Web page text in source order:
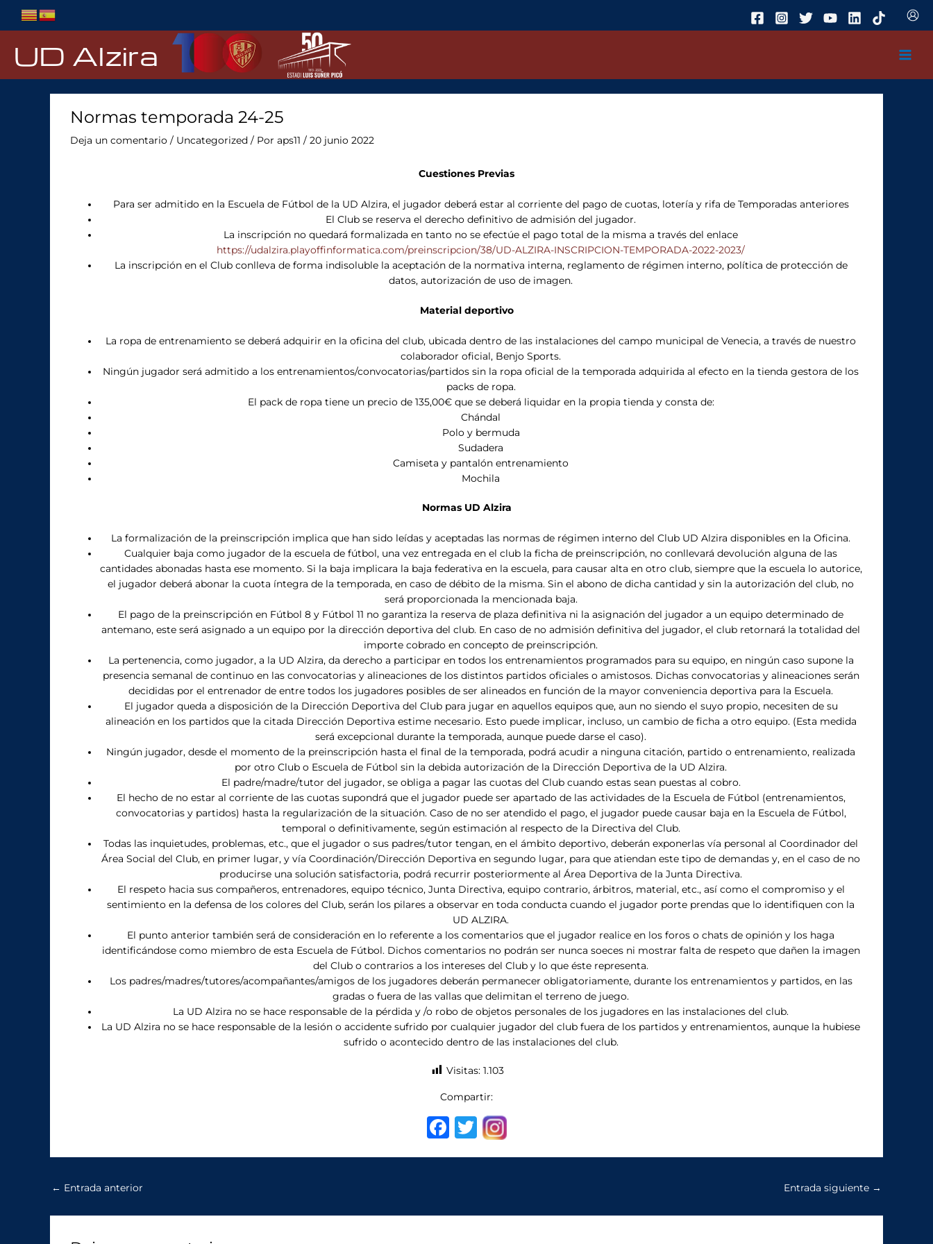
UD Alzira
Normas temporada 24-25
Deja un comentario / Uncategorized / Poraps11/20 junio 2022
Cuestiones Previas
Para ser admitido en la Escuela de Fútbol de la UD Alzira, el jugador deberá estar al corriente del pago de cuotas, lotería y rifa de Temporadas anteriores
El Club se reserva el derecho definitivo de admisión del jugador.
La inscripción no quedará formalizada en tanto no se efectúe el pago total de la misma a través del enlace
https://udalzira.playoffinformatica.com/preinscripcion/38/UD-ALZIRA-INSCRIPCION-TEMPORADA-2022-2023/
La inscripción en el Club conlleva de forma indisoluble la aceptación de la normativa interna, reglamento de régimen interno, política de protección de
datos, autorización de uso de imagen.
Material deportivo
La ropa de entrenamiento se deberá adquirir en la oficina del club, ubicada dentro de las instalaciones del campo municipal de Venecia, a través de nuestro
colaborador oficial, Benjo Sports.
Ningún jugador será admitido a los entrenamientos/convocatorias/partidos sin la ropa oficial de la temporada adquirida al efecto en la tienda gestora de los
packs de ropa.
El pack de ropa tiene un precio de 135,00€ que se deberá liquidar en la propia tienda y consta de:
Chándal
Polo y bermuda
Sudadera
Camiseta y pantalón entrenamiento
Mochila
Normas UD Alzira
La formalización de la preinscripción implica que han sido leídas y aceptadas las normas de régimen interno del Club UD Alzira disponibles en la Oficina.
Cualquier baja como jugador de la escuela de fútbol, una vez entregada en el club la ficha de preinscripción, no conllevará devolución alguna de las
cantidades abonadas hasta ese momento. Si la baja implicara la baja federativa en la escuela, para causar alta en otro club, siempre que la escuela lo autorice,
el jugador deberá abonar la cuota íntegra de la temporada, en caso de débito de la misma. Sin el abono de dicha cantidad y sin la autorización del club, no
será proporcionada la mencionada baja.
El pago de la preinscripción en Fútbol 8 y Fútbol 11 no garantiza la reserva de plaza definitiva ni la asignación del jugador a un equipo determinado de
antemano, este será asignado a un equipo por la dirección deportiva del club. En caso de no admisión definitiva del jugador, el club retornará la totalidad del
importe cobrado en concepto de preinscripción.
La pertenencia, como jugador, a la UD Alzira, da derecho a participar en todos los entrenamientos programados para su equipo, en ningún caso supone la
presencia semanal de continuo en las convocatorias y alineaciones de los distintos partidos oficiales o amistosos. Dichas convocatorias y alineaciones serán
decididas por el entrenador de entre todos los jugadores posibles de ser alineados en función de la mayor conveniencia deportiva para la Escuela.
El jugador queda a disposición de la Dirección Deportiva del Club para jugar en aquellos equipos que, aun no siendo el suyo propio, necesiten de su
alineación en los partidos que la citada Dirección Deportiva estime necesario. Esto puede implicar, incluso, un cambio de ficha a otro equipo. (Esta medida
será excepcional durante la temporada, aunque puede darse el caso).
Ningún jugador, desde el momento de la preinscripción hasta el final de la temporada, podrá acudir a ninguna citación, partido o entrenamiento, realizada
por otro Club o Escuela de Fútbol sin la debida autorización de la Dirección Deportiva de la UD Alzira.
El padre/madre/tutor del jugador, se obliga a pagar las cuotas del Club cuando estas sean puestas al cobro.
El hecho de no estar al corriente de las cuotas supondrá que el jugador puede ser apartado de las actividades de la Escuela de Fútbol (entrenamientos,
convocatorias y partidos) hasta la regularización de la situación. Caso de no ser atendido el pago, el jugador puede causar baja en la Escuela de Fútbol,
temporal o definitivamente, según estimación al respecto de la Directiva del Club.
Todas las inquietudes, problemas, etc., que el jugador o sus padres/tutor tengan, en el ámbito deportivo, deberán exponerlas vía personal al Coordinador del
Área Social del Club, en primer lugar, y vía Coordinación/Dirección Deportiva en segundo lugar, para que atiendan este tipo de demandas y, en el caso de no
producirse una solución satisfactoria, podrá recurrir posteriormente al Área Deportiva de la Junta Directiva.
El respeto hacia sus compañeros, entrenadores, equipo técnico, Junta Directiva, equipo contrario, árbitros, material, etc., así como el compromiso y el
sentimiento en la defensa de los colores del Club, serán los pilares a observar en toda conducta cuando el jugador porte prendas que lo identifiquen con la
UD ALZIRA.
El punto anterior también será de consideración en lo referente a los comentarios que el jugador realice en los foros o chats de opinión y los haga
identificándose como miembro de esta Escuela de Fútbol. Dichos comentarios no podrán ser nunca soeces ni mostrar falta de respeto que dañen la imagen
del Club o contrarios a los intereses del Club y lo que éste representa.
Los padres/madres/tutores/acompañantes/amigos de los jugadores deberán permanecer obligatoriamente, durante los entrenamientos y partidos, en las
gradas o fuera de las vallas que delimitan el terreno de juego.
La UD Alzira no se hace responsable de la pérdida y /o robo de objetos personales de los jugadores en las instalaciones del club.
La UD Alzira no se hace responsable de la lesión o accidente sufrido por cualquier jugador del club fuera de los partidos y entrenamientos, aunque la hubiese
sufrido o acontecido dentro de las instalaciones del club.
Visitas: 1.103
Compartir:
F
b
T
r
← Entrada anterior Entrada siguiente →